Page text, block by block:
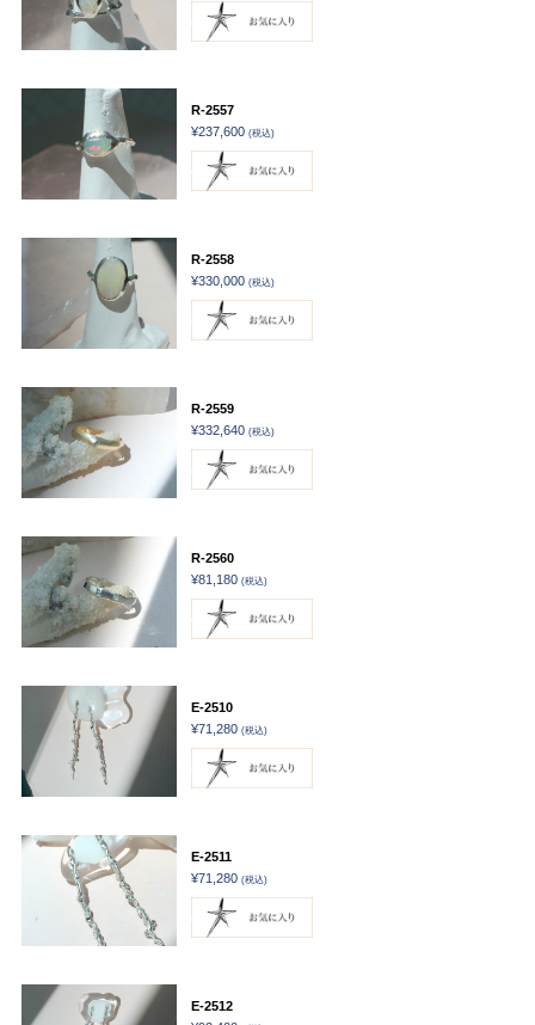
R-2557
¥237,600 (税込)
R-2558
¥330,000 (税込)
R-2559
¥332,640 (税込)
R-2560
¥81,180 (税込)
E-2510
¥71,280 (税込)
E-2511
¥71,280 (税込)
E-2512